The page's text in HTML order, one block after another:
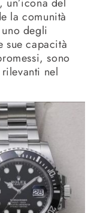
un’icona del
la comunità
degli
capacità
sono
nel